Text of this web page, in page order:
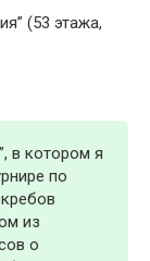
(53 этажа,
в котором я
по
из
о